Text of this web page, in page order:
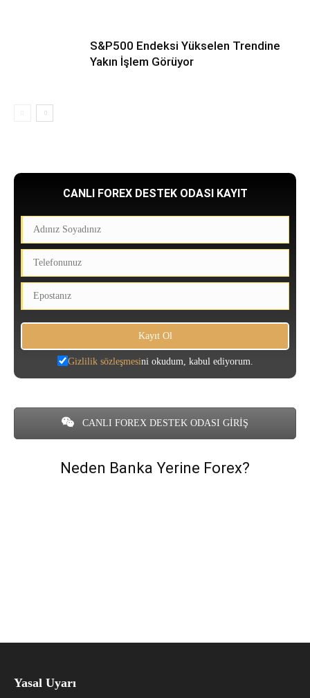
S&P500 Endeksi Yükselen Trendine
Yakın İşlem Görüyor
CANLI FOREX DESTEK ODASI KAYIT
Gizlilik sözleşmesini okudum, kabul ediyorum.
CANLI FOREX DESTEK ODASI GİRİŞ
Neden Banka Yerine Forex?
Yasal Uyarı